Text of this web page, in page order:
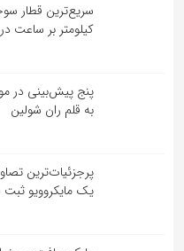
کیلومتر بر ساعت
به قلم ران شولین
پرجزئیات‌ترین
یک مایکروویو